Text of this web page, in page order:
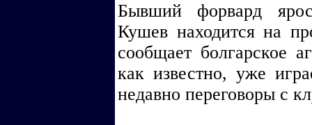
Бывший форвард
Кушев находится на
сообщает болгарское
как известно, уже
недавно переговоры с